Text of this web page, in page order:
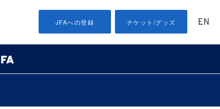
JFAへの登録 チケット/グッズ EN